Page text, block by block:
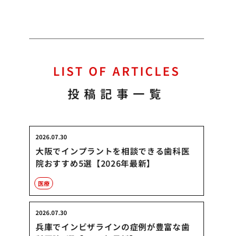
LIST OF ARTICLES
投稿記事一覧
大阪でインプラントを相談できる歯科医
院おすすめ5選【2026年最新】
2026.07.30
医療
兵庫でインビザラインの症例が豊富な歯
2026.07.30